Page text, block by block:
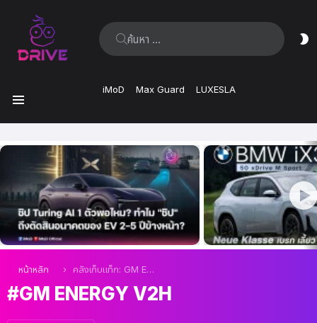
ค้นหา:
iMoD Max Guard LUXESLA
ล่าสุด
คุณอยู่ที่นี่:
หน้าหลัก คลังเก็บแท็ก: GM Energy V2H
GM ENERGY V2H